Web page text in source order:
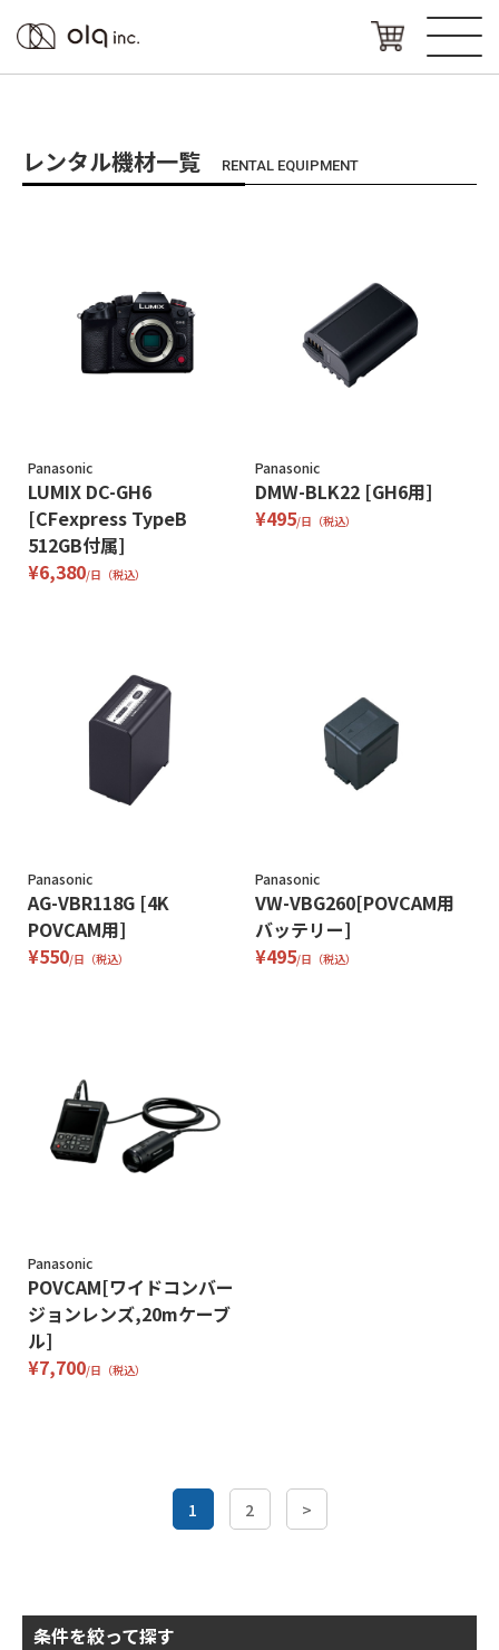
レンタル機材一覧 RENTAL EQUIPMENT
Panasonic
LUMIX DC-GH6
[CFexpress TypeB
512GB付属]
¥6,380/日（税込）
Panasonic
DMW-BLK22 [GH6用]
¥495/日（税込）
Panasonic
AG-VBR118G [4K
POVCAM用]
¥550/日（税込）
Panasonic
VW-VBG260[POVCAM用
バッテリー]
¥495/日（税込）
Panasonic
POVCAM[ワイドコンバー
ジョンレンズ,20mケーブ
ル]
¥7,700/日（税込）
1 2 >
条件を絞って探す